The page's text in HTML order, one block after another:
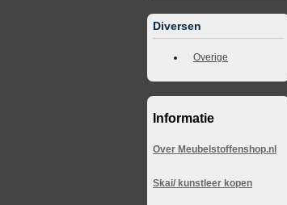
Diversen
Overige
Informatie
Over Meubelstoffenshop.nl
Skai/ kunstleer kopen